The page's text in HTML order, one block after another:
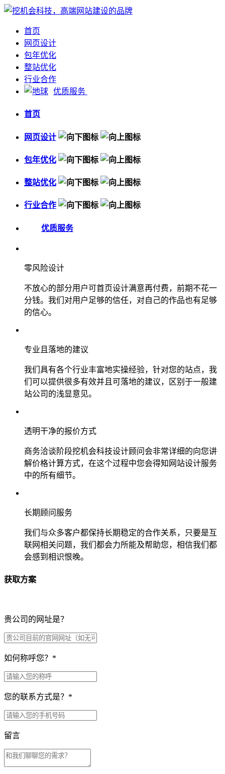
首页
网页设计
包年优化
整站优化
行业合作
优质服务
首页
网页设计
包年优化
整站优化
行业合作
优质服务
零风险设计
不放心的部分用户可首页设计满意再付费，前期不花一
分钱。我们对用户足够的信任，对自己的作品也有足够
的信心。
专业且落地的建议
我们具有各个行业丰富地实操经验，针对您的站点，我
们可以提供很多有效并且可落地的建议，区别于一般建
站公司的浅显意见。
透明干净的报价方式
商务洽谈阶段挖机会科技设计顾问会非常详细的向您讲
解价格计算方式，在这个过程中您会得知网站设计服务
中的所有细节。
长期顾问服务
我们与众多客户都保持长期稳定的合作关系，只要是互
联网相关问题，我们都会力所能及帮助您，相信我们都
会感到相识恨晚。
获取方案
贵公司的网址是？
如何称呼您？ *
您的联系方式是？ *
留言